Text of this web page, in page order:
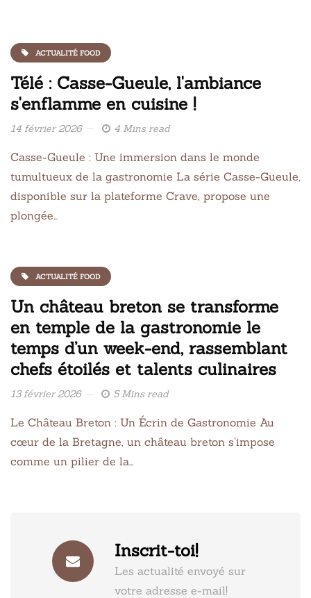
ACTUALITÉ FOOD
Télé : Casse-Gueule, l'ambiance
s'enflamme en cuisine !
14 février 2026 4 Mins read
Casse-Gueule : Une immersion dans le monde
tumultueux de la gastronomie La série Casse-Gueule,
disponible sur la plateforme Crave, propose une
plongée…
ACTUALITÉ FOOD
Un château breton se transforme
en temple de la gastronomie le
temps d’un week-end, rassemblant
chefs étoilés et talents culinaires
13 février 2026 5 Mins read
Le Château Breton : Un Écrin de Gastronomie Au
cœur de la Bretagne, un château breton s’impose
comme un pilier de la…
Inscrit-toi!
Les actualité envoyé sur
votre adresse e-mail!